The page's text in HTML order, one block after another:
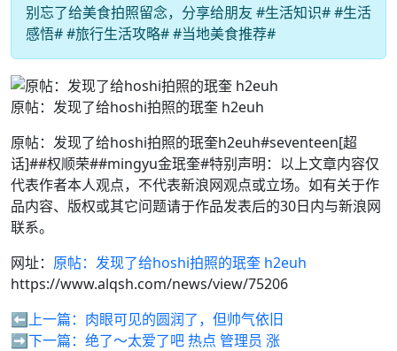
别忘了给美食拍照留念，分享给朋友 #生活知识# #生活
感悟# #旅行生活攻略# #当地美食推荐#
原帖：发现了给hoshi拍照的珉奎 h2euh
原帖：发现了给hoshi拍照的珉奎h2euh#seventeen[超
话]##权顺荣##mingyu金珉奎#特别声明：以上文章内容仅
代表作者本人观点，不代表新浪网观点或立场。如有关于作
品内容、版权或其它问题请于作品发表后的30日内与新浪网
联系。
网址： 原帖：发现了给hoshi拍照的珉奎 h2euh
https://www.alqsh.com/news/view/75206
⬅️上一篇： 肉眼可见的圆润了，但帅气依旧
➡️下一篇： 绝了～太爱了吧 热点 管理员 涨